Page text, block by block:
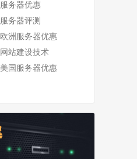
服务器优惠
服务器评测
欧洲服务器优惠
网站建设技术
美国服务器优惠